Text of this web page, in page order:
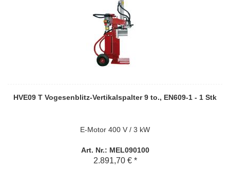
HVE09 T Vogesenblitz-Vertikalspalter 9 to., EN609-1 - 1 Stk
E-Motor 400 V / 3 kW
Art. Nr.: MEL090100
2.891,70 € *